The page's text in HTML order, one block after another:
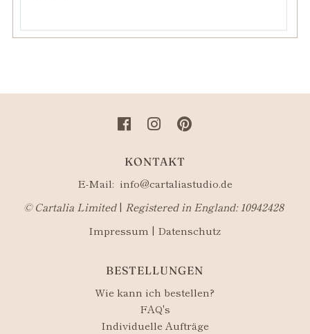
KONTAKT
E-Mail: info@cartaliastudio.de
©​ Cartalia Limited| Registered in England: 10942428
Impressum | Datenschutz
BESTELLUNGEN
Wie kann ich bestellen?
FAQ's
Individuelle Aufträge